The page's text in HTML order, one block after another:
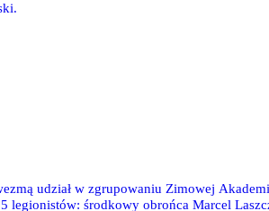
udział w zgrupowaniu Zimowej
legionistów: środkowy obrońca Marcel